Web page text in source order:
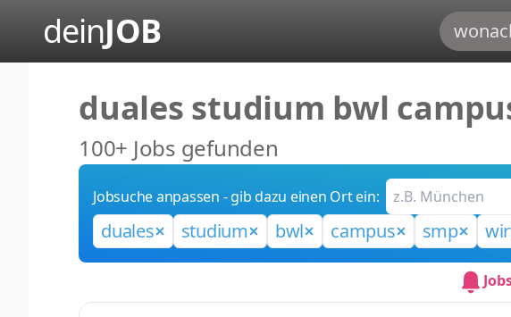
deinJOB
duales studium bwl
100+ Jobs gefunden
Jobsuche anpassen - gib dazu einen Ort ein:
duales studium bwl campus smp